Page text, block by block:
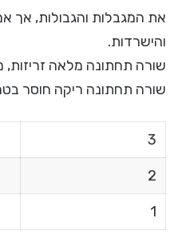
את המגבלות והגבולות, אך
והישרדות.
שורה תחתונה מלאה זריזות,
שורה תחתונה ריקה חוסר